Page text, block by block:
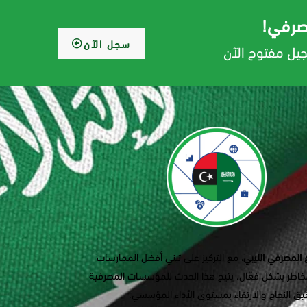
مفتوح الآن سجل الآن
الليبي، مع التركيز على تبني أفضل الممارسات
المخاطر بشكل فعّال. يتيح هذا الحدث للمؤسسات المصرفية
النجاح والارتقاء بمستوى الأداء المؤسسي.